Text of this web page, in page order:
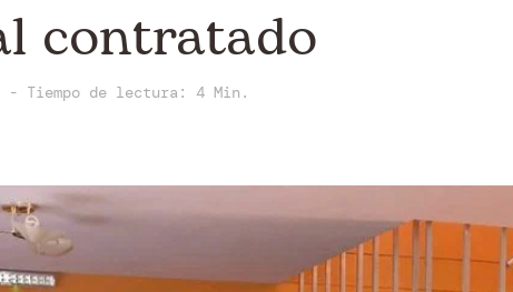
contratado
- Tiempo de lectura: 4 Min.